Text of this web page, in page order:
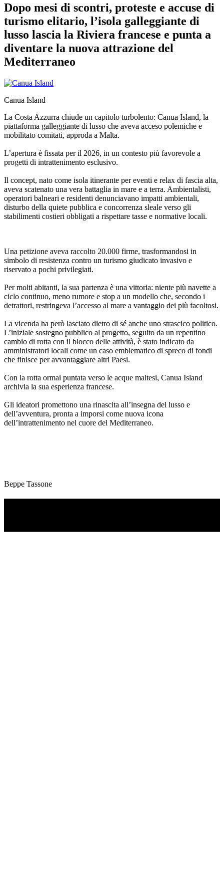
Dopo mesi di scontri, proteste e accuse di
turismo elitario, l’isola galleggiante di
lusso lascia la Riviera francese e punta a
diventare la nuova attrazione del
Mediterraneo
Canua Island
La Costa Azzurra chiude un capitolo turbolento: Canua Island, la
piattaforma galleggiante di lusso che aveva acceso polemiche e
mobilitato comitati, approda a Malta.
L’apertura è fissata per il 2026, in un contesto più favorevole a
progetti di intrattenimento esclusivo.
Il concept, nato come isola itinerante per eventi e relax di fascia alta,
aveva scatenato una vera battaglia in mare e a terra. Ambientalisti,
operatori balneari e residenti denunciavano impatti ambientali,
disturbo della quiete pubblica e concorrenza sleale verso gli
stabilimenti costieri obbligati a rispettare tasse e normative locali.
Una petizione aveva raccolto 20.000 firme, trasformandosi in
simbolo di resistenza contro un turismo giudicato invasivo e
riservato a pochi privilegiati.
Per molti abitanti, la sua partenza è una vittoria: niente più navette a
ciclo continuo, meno rumore e stop a un modello che, secondo i
detrattori, restringeva l’accesso al mare a vantaggio dei più facoltosi.
La vicenda ha però lasciato dietro di sé anche uno strascico politico.
L’iniziale sostegno pubblico al progetto, seguito da un repentino
cambio di rotta con il blocco delle attività, è stato indicato da
amministratori locali come un caso emblematico di spreco di fondi
che finisce per avvantaggiare altri Paesi.
Con la rotta ormai puntata verso le acque maltesi, Canua Island
archivia la sua esperienza francese.
Gli ideatori promettono una rinascita all’insegna del lusso e
dell’avventura, pronta a imporsi come nuova icona
dell’intrattenimento nel cuore del Mediterraneo.
Beppe Tassone